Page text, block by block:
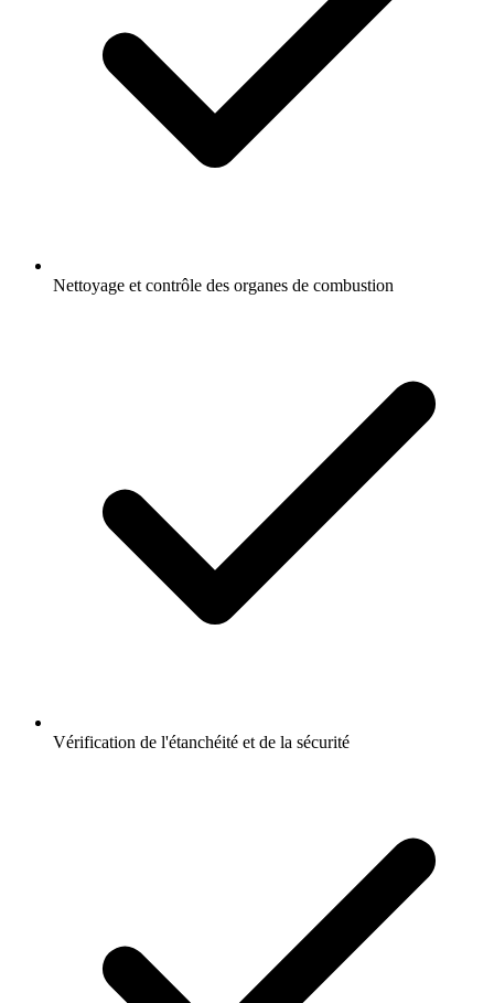
Nettoyage et contrôle des organes de combustion
Vérification de l'étanchéité et de la sécurité